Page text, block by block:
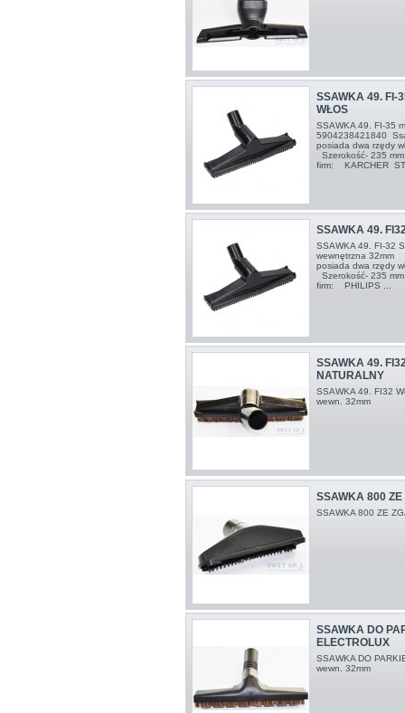
SSAWKA 49. FI-
WŁOS
SSAWKA 49. FI-35
5904238421840
posiada dwa rzędy
Szerokość- 235
firm: KARCHER
SSAWKA 49.
SSAWKA 49. FI-32
wewnętrzna 32mm
posiada dwa rzędy
Szerokość- 235
firm: PHILIPS ...
SSAWKA 49.
NATURALNY
SSAWKA 49. FI32
wewn. 32mm
SSAWKA 800
SSAWKA 800 ZE
SSAWKA DO
ELECTROLUX
SSAWKA DO
wewn. 32mm